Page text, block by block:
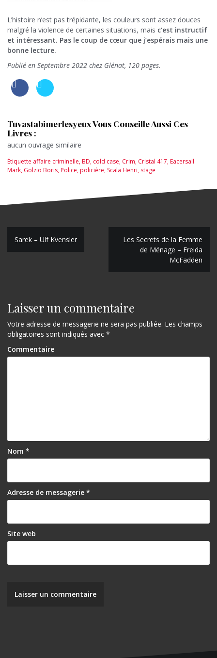
L’histoire n’est pas trépidante, les couleurs sont assez douces
malgré la violence de certaines situations, mais c’est instructif
et intéressant. Pas le coup de cœur que j’espérais mais une
bonne lecture.
Publié en Septembre 2022 chez Glénat, 120 pages.
Tuvastabimerlesyeux Vous Conseille Aussi Ces
Livres :
aucun ouvrage similaire
Étiquette affaire criminelle,BD, cold case, Crim, Cristal 417,Eacersall
Mark, Golzio Boris,Police,policière, Scala Henri, stage
N
g
a
t
i
l
’
r
t
c
l
e
Sarek – Ulf Kvensler
Les Secrets de la Femme
de Ménage – Freida
McFadden
Laisser un commentaire
Votre adresse de messagerie ne sera pas publiée. Les champs
obligatoires sont indiqués avec *
Commentaire
Nom *
Adresse de messagerie *
Site web